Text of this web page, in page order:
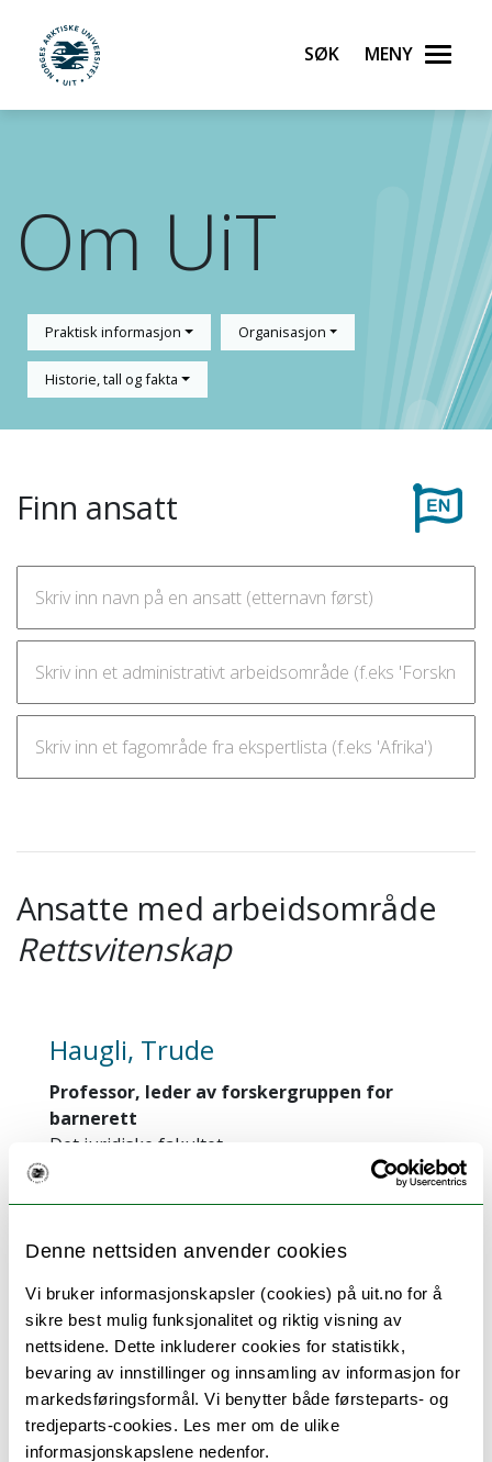
Denne nettsiden anvender cookies
Vi bruker informasjonskapsler (cookies) på uit.no for å
sikre best mulig funksjonalitet og riktig visning av
nettsidene. Dette inkluderer cookies for statistikk,
bevaring av innstillinger og innsamling av informasjon for
markedsføringsformål. Vi benytter både førsteparts- og
tredjeparts-cookies. Les mer om de ulike
informasjonskapslene nedenfor.
UiT Norges arktiske universitet
Søk Meny
Om UiT
Praktisk informasjon Organisasjon
Historie, tall og fakta
Finn ansatt
Ansatte med arbeidsområde
Rettsvitenskap
Haugli, Trude
Professor, leder av forskergruppen for
barnerett
Det juridiske fakultet
TEO-H4 4.521
Barn og unges rettsstilling¨- i vid forstand
Barnevern
Barns menneskerettigheter
Perspectives on Children, Rights and
Vulnerability, Anthology. Published Open
Access 2025